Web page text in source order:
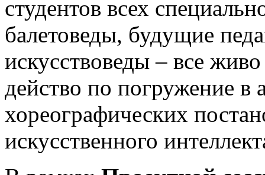
студентов всех
балетоведы, будущие
искусствоведы – все
действо по погружение в
хореографических
искусственного